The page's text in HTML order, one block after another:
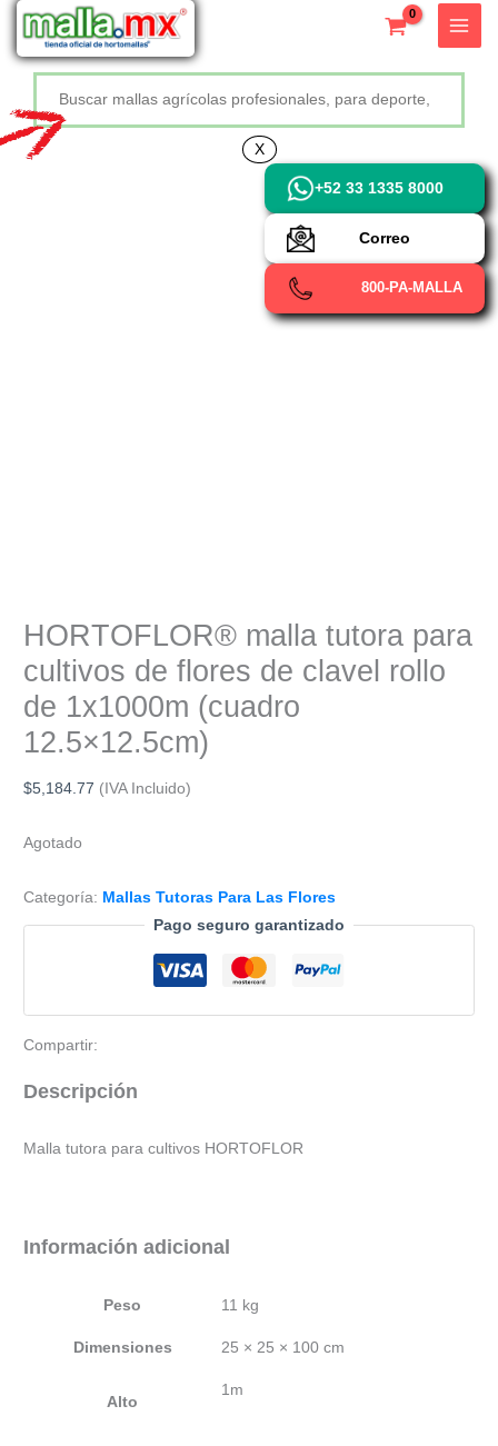
contenido
HORTOFLOR® malla tutora para
cultivos de flores de clavel rollo
de 1x1000m (cuadro
12.5×12.5cm)
$5,184.77 (IVA Incluido)
Agotado
Categoría: Mallas Tutoras Para Las Flores
Pago seguro garantizado
Compartir:
Descripción
Malla tutora para cultivos HORTOFLOR
Información adicional
Peso 11 kg
Dimensiones 25 × 25 × 100 cm
Alto
1m
X
+52 800 726 2552
+52 33 1335 8000
Correo
800-PA-MALLA
X